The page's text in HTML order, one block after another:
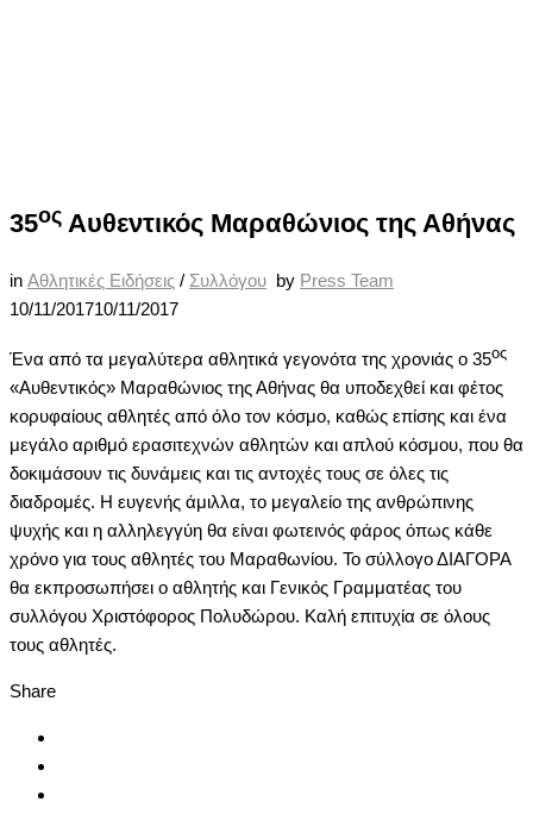
35ος Αυθεντικός Μαραθώνιος της Αθήνας
in Αθλητικές Ειδήσεις / Συλλόγου by Press Team
10/11/201710/11/2017
Ένα από τα μεγαλύτερα αθλητικά γεγονότα της χρονιάς ο 35ος
«Αυθεντικός» Μαραθώνιος της Αθήνας θα υποδεχθεί και φέτος
κορυφαίους αθλητές από όλο τον κόσμο, καθώς επίσης και ένα
μεγάλο αριθμό ερασιτεχνών αθλητών και απλού κόσμου, που θα
δοκιμάσουν τις δυνάμεις και τις αντοχές τους σε όλες τις
διαδρομές. Η ευγενής άμιλλα, το μεγαλείο της ανθρώπινης
ψυχής και η αλληλεγγύη θα είναι φωτεινός φάρος όπως κάθε
χρόνο για τους αθλητές του Μαραθωνίου. Το σύλλογο ΔΙΑΓΟΡΑ
θα εκπροσωπήσει ο αθλητής και Γενικός Γραμματέας του
συλλόγου Χριστόφορος Πολυδώρου. Καλή επιτυχία σε όλους
τους αθλητές.
Share